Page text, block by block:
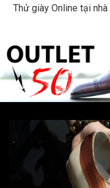
Thử giày Online tại nhà